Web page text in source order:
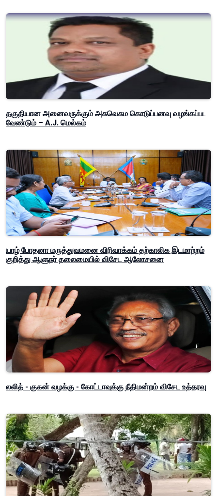
தகுதியான அனைவருக்கும் அசுவெசும கொடுப்பனவு வழங்கப்பட
வேண்டும் – A.J. மெல்கம்
யாழ் போதனா மருத்துவமனை விரிவாக்கம் தற்காலிக இடமாற்றம்
குறித்து ஆளுநர் தலைமையில் விசேட ஆலோசனை
லலித் - குகன் வழக்கு - கோட்டாவுக்கு நீதிமன்றம் விசேட உத்தரவு